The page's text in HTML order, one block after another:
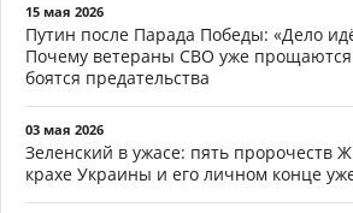
15 мая 2026
Путин после Парада Победы: «Дело
Почему ветераны СВО уже прощаются
боятся предательства
03 мая 2026
Зеленский в ужасе: пять пророчеств
крахе Украины и его личном конце